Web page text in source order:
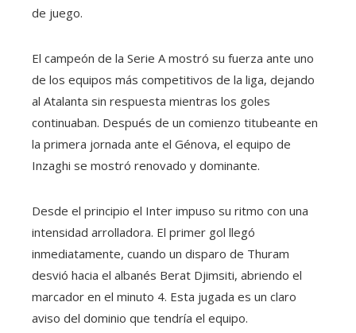
de juego.
El campeón de la Serie A mostró su fuerza ante uno
de los equipos más competitivos de la liga, dejando
al Atalanta sin respuesta mientras los goles
continuaban. Después de un comienzo titubeante en
la primera jornada ante el Génova, el equipo de
Inzaghi se mostró renovado y dominante.
Desde el principio el Inter impuso su ritmo con una
intensidad arrolladora. El primer gol llegó
inmediatamente, cuando un disparo de Thuram
desvió hacia el albanés Berat Djimsiti, abriendo el
marcador en el minuto 4. Esta jugada es un claro
aviso del dominio que tendría el equipo.